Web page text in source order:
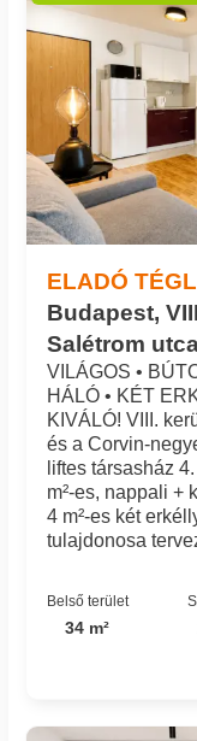
ELADÓ
Budapest,
Salétrom
VILÁGOS •
HÁLÓ • KÉT
KIVÁLÓ! VIII.
és a Corvin-
liftes társasház
m²-es, nappali +
4 m²-es két
tulajdonosa
Belső terület
34 m²